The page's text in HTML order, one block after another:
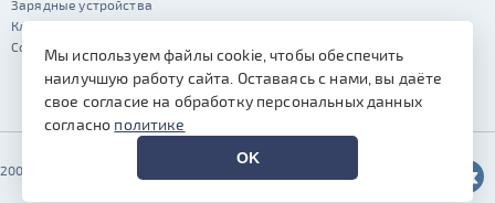
Зарядные устройства
Клеммы
Сопутствующие автотовары
2002–2026 © Автомотив
Мы используем файлы cookie, чтобы обеспечить
наилучшую работу сайта. Оставаясь с нами, вы даёте
свое согласие на обработку персональных данных
согласно политике
OK